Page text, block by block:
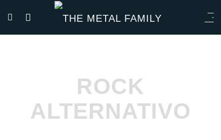
ROCK
ALTERNATIVO